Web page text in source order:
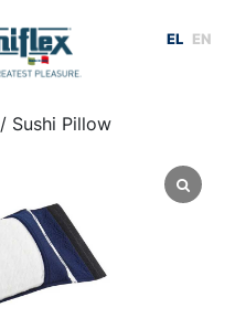
EL EN
/ Sushi Pillow